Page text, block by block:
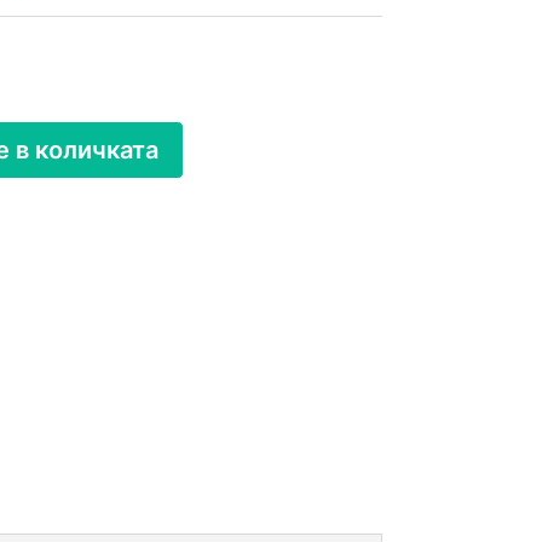
в количката